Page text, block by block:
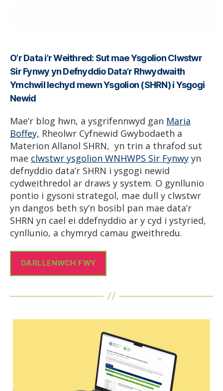
O’r Data i’r Weithred: Sut mae Ysgolion Clwstwr
Sir Fynwy yn Defnyddio Data’r Rhwydwaith
Ymchwil Iechyd mewn Ysgolion (SHRN) i Ysgogi
Newid
Mae’r blog hwn, a ysgrifennwyd gan Maria
Boffey, Rheolwr Cyfnewid Gwybodaeth a
Materion Allanol SHRN, yn trin a thrafod sut
mae clwstwr ysgolion WNHWPS Sir Fynwy yn
defnyddio data’r SHRN i ysgogi newid
cydweithredol ar draws y system. O gynllunio
pontio i gysoni strategol, mae dull y clwstwr
yn dangos beth sy’n bosibl pan mae data’r
SHRN yn cael ei ddefnyddio ar y cyd i ystyried,
cynllunio, a chymryd camau gweithredu.
DARLLENWCH FWY